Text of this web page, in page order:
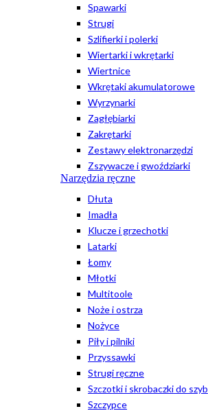
Spawarki
Strugi
Szlifierki i polerki
Wiertarki i wkrętarki
Wiertnice
Wkrętaki akumulatorowe
Wyrzynarki
Zagłębiarki
Zakrętarki
Zestawy elektronarzędzi
Zszywacze i gwoździarki
Narzędzia ręczne
Dłuta
Imadła
Klucze i grzechotki
Latarki
Łomy
Młotki
Multitoole
Noże i ostrza
Nożyce
Piły i pilniki
Przyssawki
Strugi ręczne
Szczotki i skrobaczki do szyb
Szczypce